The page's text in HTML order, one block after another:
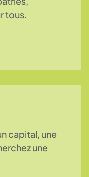
tous.
capital, une
une